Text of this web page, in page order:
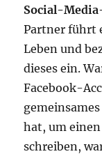
Social-
Partner führt
Leben und
dieses ein.
Facebook-
hat, um
schreiben,